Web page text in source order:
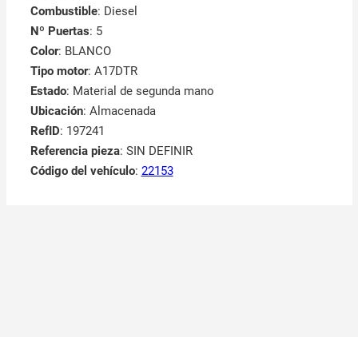
Combustible: Diesel
Nº Puertas: 5
Color: BLANCO
Tipo motor: A17DTR
Estado: Material de segunda mano
Ubicación: Almacenada
RefID: 197241
Referencia pieza: SIN DEFINIR
Código del vehículo: 22153